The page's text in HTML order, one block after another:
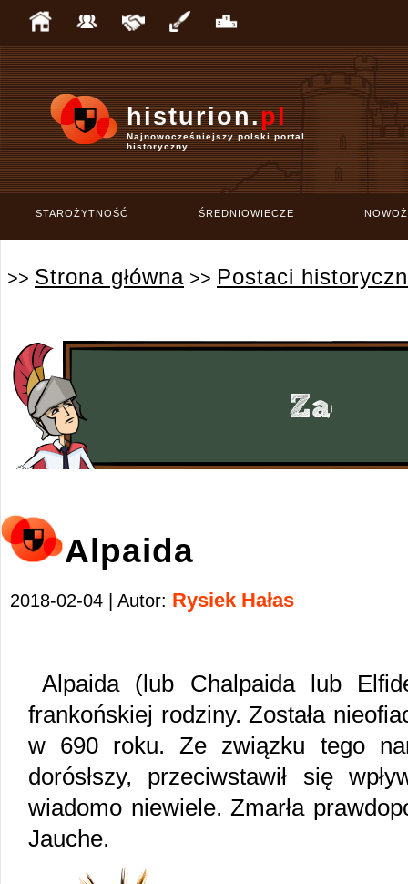
histurion.pl
Najnowocześniejszy polski portal
historyczny
STAROŻYTNOŚĆ ŚREDNIOWIECZE
>> Strona główna >> Postaci
Alpaida
2018-02-04 | Autor: Rysiek Hałas
Alpaida (lub Chalpaida lub
frankońskiej rodziny. Została
w 690 roku. Ze związku tego
dorósłszy, przeciwstawił się
wiadomo niewiele. Zmarła
Jauche.